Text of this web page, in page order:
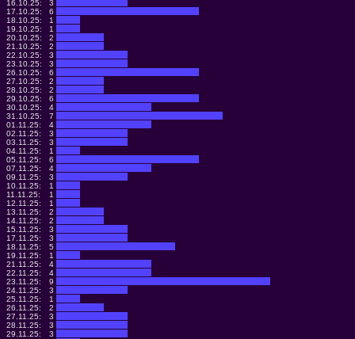
16.10.25:
3
17.10.25:
6
18.10.25:
1
19.10.25:
1
20.10.25:
2
21.10.25:
2
22.10.25:
3
23.10.25:
3
26.10.25:
6
27.10.25:
2
28.10.25:
2
29.10.25:
6
30.10.25:
4
31.10.25:
7
01.11.25:
4
02.11.25:
3
03.11.25:
3
04.11.25:
1
05.11.25:
6
07.11.25:
4
09.11.25:
3
10.11.25:
1
11.11.25:
1
12.11.25:
1
13.11.25:
2
14.11.25:
2
15.11.25:
3
17.11.25:
3
18.11.25:
5
19.11.25:
1
21.11.25:
4
22.11.25:
4
23.11.25:
9
24.11.25:
3
25.11.25:
1
26.11.25:
2
27.11.25:
3
28.11.25:
3
29.11.25:
3